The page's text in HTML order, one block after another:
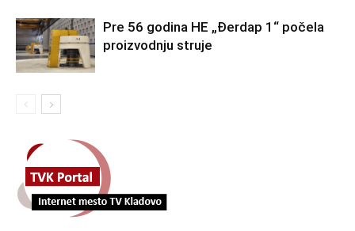
Pre 56 godina HE „Đerdap 1“ počela
proizvodnju struje